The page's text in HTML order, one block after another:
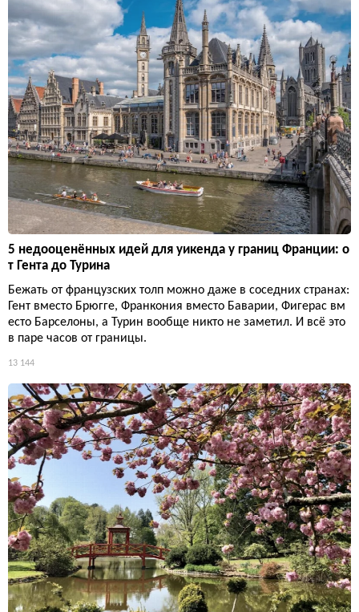
5 недооценённых идей для уикенда у границ Франции: о
т Гента до Турина
Бежать от французских толп можно даже в соседних странах:
Гент вместо Брюгге, Франкония вместо Баварии, Фигерас вм
есто Барселоны, а Турин вообще никто не заметил. И всё это
в паре часов от границы.
13 144